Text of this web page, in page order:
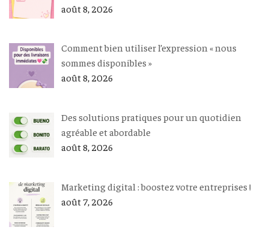
août 8, 2026
Comment bien utiliser l’expression « nous
sommes disponibles »
août 8, 2026
Des solutions pratiques pour un quotidien
agréable et abordable
août 8, 2026
Marketing digital : boostez votre entreprises !
août 7, 2026